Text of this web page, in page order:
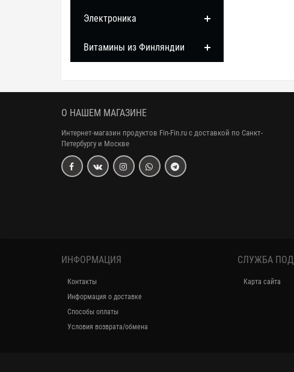
Электроника
Витамины из Финляндии
О НАШЕМ МАГАЗИНЕ
Интернет-магазин продуктов Fin-Fin.ru с доставкой по Санкт-
Петербургу и Москве
ИНФОРМАЦИЯ
Контакты
Информация о доставке
Способы оплаты
Условия возврата/обмена
СЛУЖБА
Карта сайта